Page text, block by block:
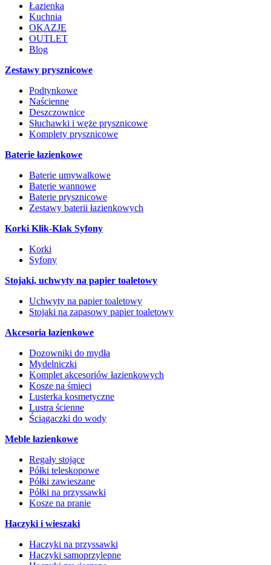
Łazienka
Kuchnia
OKAZJE
OUTLET
Blog
Zestawy prysznicowe
Podtynkowe
Naścienne
Deszczownice
Słuchawki i węże prysznicowe
Komplety prysznicowe
Baterie łazienkowe
Baterie umywalkowe
Baterie wannowe
Baterie prysznicowe
Zestawy baterii łazienkowych
Korki Klik-Klak Syfony
Korki
Syfony
Stojaki, uchwyty na papier toaletowy
Uchwyty na papier toaletowy
Stojaki na zapasowy papier toaletowy
Akcesoria łazienkowe
Dozowniki do mydła
Mydelniczki
Komplet akcesoriów łazienkowych
Kosze na śmieci
Lusterka kosmetyczne
Lustra ścienne
Ściągaczki do wody
Meble łazienkowe
Regały stojące
Półki teleskopowe
Półki zawieszane
Półki na przyssawki
Kosze na pranie
Haczyki i wieszaki
Haczyki na przyssawki
Haczyki samoprzylepne